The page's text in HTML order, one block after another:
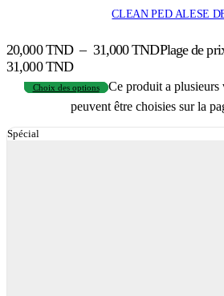
CLEAN PED ALESE
20,000TND – 31,000TNDPlage de
31,000 TND
Choix des options
Ce produit a plusieurs
peuvent être choisies sur la
Spécial